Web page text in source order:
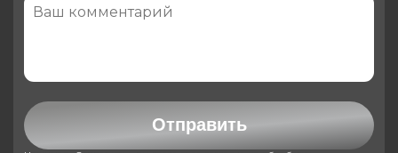
Отправить